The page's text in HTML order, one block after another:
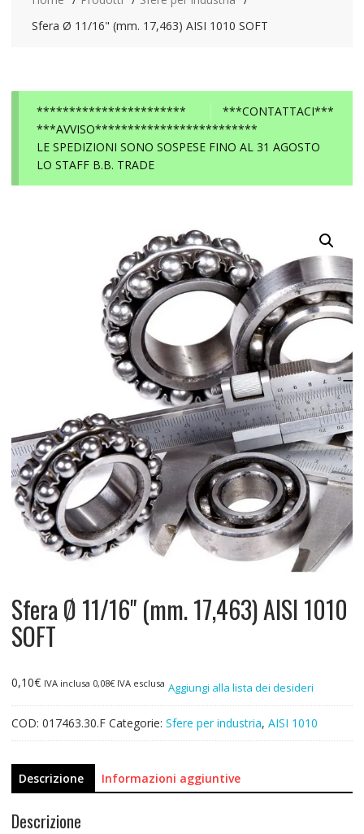
Sfera Ø 11/16" (mm. 17,463) AISI 1010 SOFT
***CONTATTACI***
***********************
***AVVISO*************************
LE SPEDIZIONI SONO SOSPESE FINO AL 31 AGOSTO
LO STAFF B.B. TRADE
Sfera Ø 11/16" (mm. 17,463) AISI 1010
SOFT
0,10€ IVA inclusa 0,08€IVA esclusa Aggiungi alla lista dei desideri
COD: 017463.30.F Categorie: Sfere per industria, AISI 1010
Descrizione Informazioni aggiuntive
Descrizione